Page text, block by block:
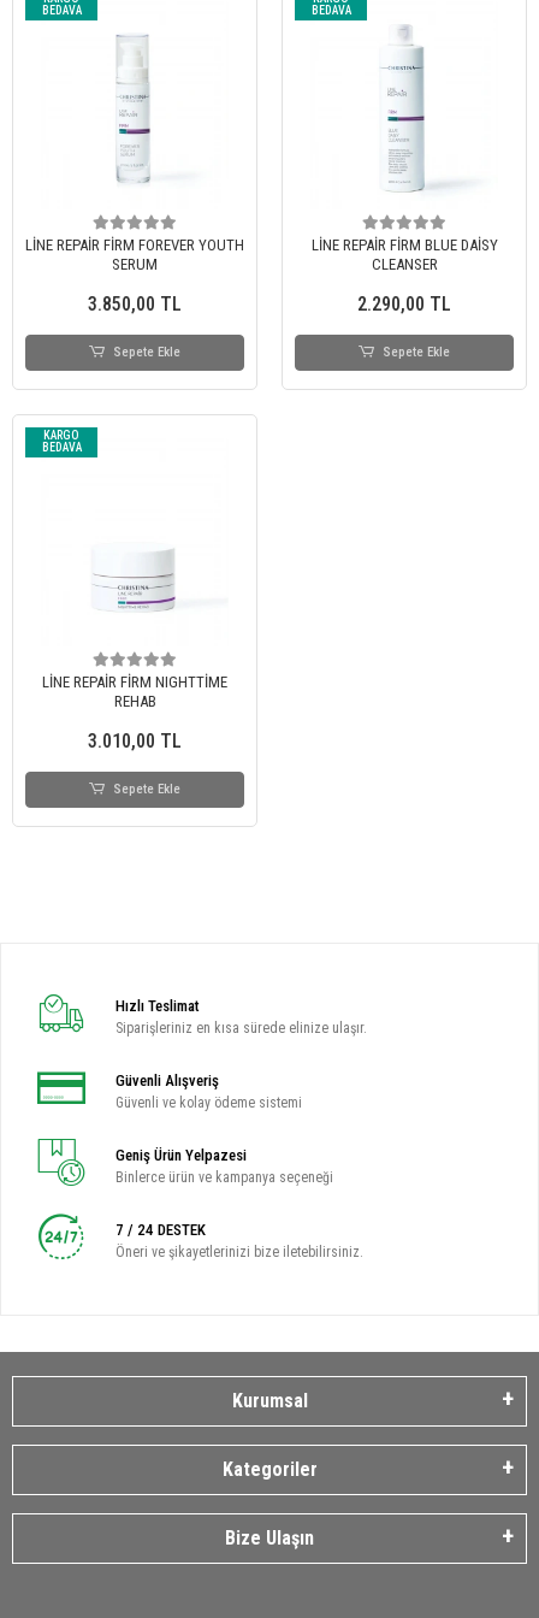
BEDAVA
LİNE REPAİR FİRM FOREVER YOUTH
SERUM
3.850,00 TL
Sepete Ekle
BEDAVA
LİNE REPAİR FİRM BLUE DAİSY
CLEANSER
2.290,00 TL
Sepete Ekle
KARGO
BEDAVA
LİNE REPAİR FİRM NIGHTTİME
REHAB
3.010,00 TL
Sepete Ekle
Hızlı Teslimat
Siparişleriniz en kısa sürede elinize ulaşır.
Güvenli Alışveriş
Güvenli ve kolay ödeme sistemi
Geniş Ürün Yelpazesi
Binlerce ürün ve kampanya seçeneği
7 / 24 DESTEK
Öneri ve şikayetlerinizi bize iletebilirsiniz.
Kurumsal
Kategoriler
Bize Ulaşın